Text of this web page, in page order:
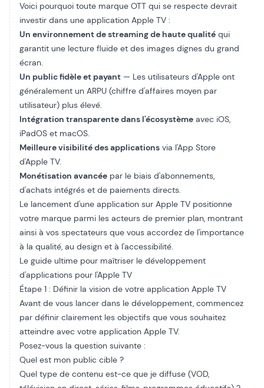
Voici pourquoi toute marque OTT qui se respecte devrait
investir dans une application Apple TV :
Un environnement de streaming de haute qualité qui
garantit une lecture fluide et des images dignes du grand
écran.
Un public fidèle et payant — Les utilisateurs d'Apple ont
généralement un ARPU (chiffre d'affaires moyen par
utilisateur) plus élevé.
Intégration transparente dans l'écosystème avec iOS,
iPadOS et macOS.
Meilleure visibilité des applications via l'App Store
d'Apple TV.
Monétisation avancée par le biais d'abonnements,
d'achats intégrés et de paiements directs.
Le lancement d'une application sur Apple TV positionne
votre marque parmi les acteurs de premier plan, montrant
ainsi à vos spectateurs que vous accordez de l'importance
à la qualité, au design et à l'accessibilité.
Le guide ultime pour maîtriser le développement
d'applications pour l'Apple TV
Étape 1 : Définir la vision de votre application Apple TV
Avant de vous lancer dans le développement, commencez
par définir clairement les objectifs que vous souhaitez
atteindre avec votre application Apple TV.
Posez-vous la question suivante :
Quel est mon public cible ?
Quel type de contenu est-ce que je diffuse (VOD,